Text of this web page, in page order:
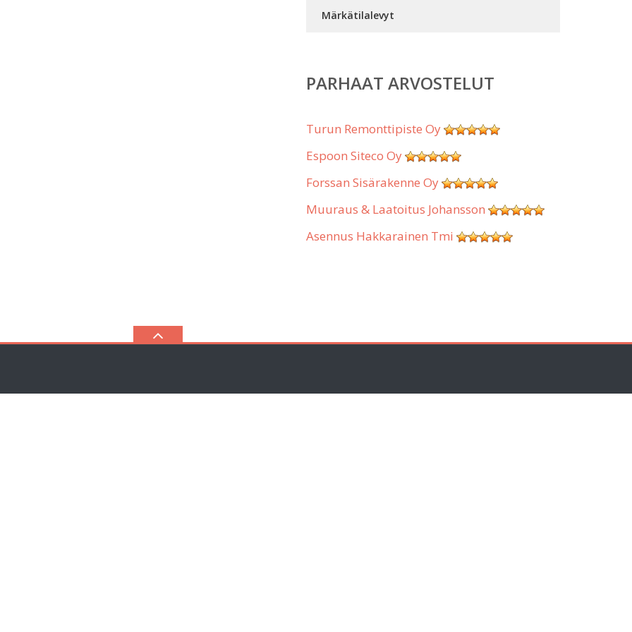
Märkätilalevyt
PARHAAT ARVOSTELUT
Turun Remonttipiste Oy
Espoon Siteco Oy
Forssan Sisärakenne Oy
Muuraus & Laatoitus Johansson
Asennus Hakkarainen Tmi